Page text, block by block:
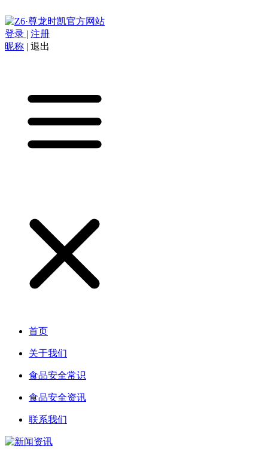
登录 | 注册
昵称 | 退出
首页
关于我们
食品安全常识
食品安全资讯
联系我们